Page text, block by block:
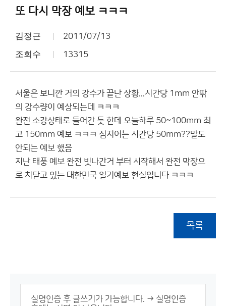
또 다시 막장 예보 ㅋㅋㅋ
김정근 2011/07/13
조회수 13315
서울은 보니깐 거의 강수가 끝난 상황...시간당 1mm 안팎
의 강수량이 예상되는데 ㅋㅋㅋ
완전 소강상태로 들어간 듯 한데 오늘하루 50~100mm 최
고 150mm 예보 ㅋㅋㅋ 심지어는 시간당 50mm??말도
안되는 예보 했음
지난 태풍 예보 완전 빗나간거 부터 시작해서 완전 막장으
로 치닫고 있는 대한민국 일기예보 현실입니다 ㅋㅋㅋ
목록